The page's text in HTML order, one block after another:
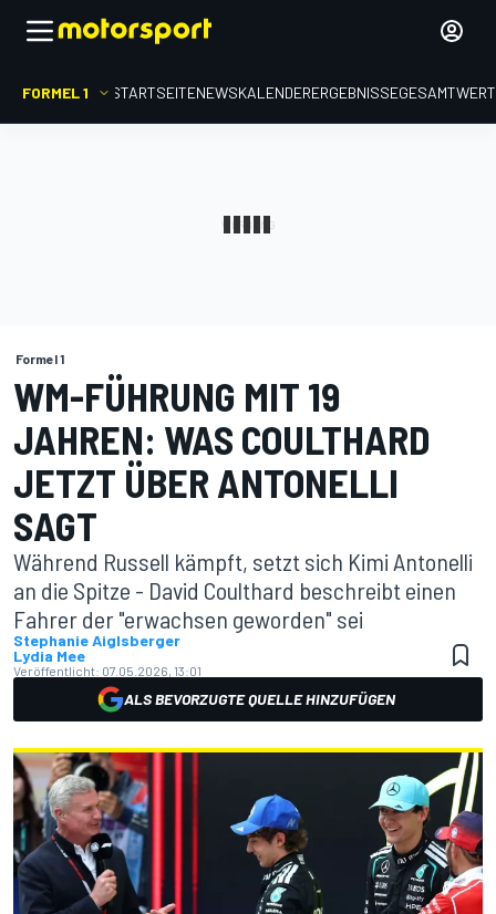
FORMEL 1 STARTSEITENEWSKALENDERERGEBNISSE
Formel 1
WM-FÜHRUNG MIT 19
JAHREN: WAS COULTHARD
JETZT ÜBER ANTONELLI
SAGT
Während Russell kämpft, setzt sich Kimi Antonelli
an die Spitze - David Coulthard beschreibt einen
Fahrer der "erwachsen geworden" sei
Stephanie Aiglsberger
Lydia Mee
Veröffentlicht: 07.05.2026, 13:01
ALS BEVORZUGTE QUELLE HINZUFÜGEN